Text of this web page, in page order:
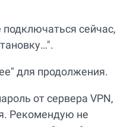
сейчас,
для продолжения.
от сервера VPN,
Рекомендую не